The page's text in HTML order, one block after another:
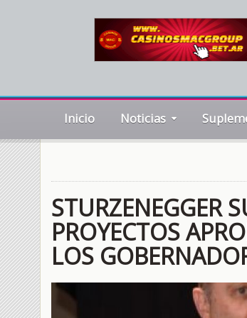
Inicio Noticias
STURZENEGGER
PROYECTOS
LOS